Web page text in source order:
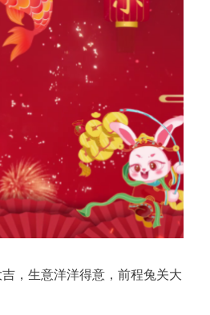
，生意洋洋得意，前程兔关大